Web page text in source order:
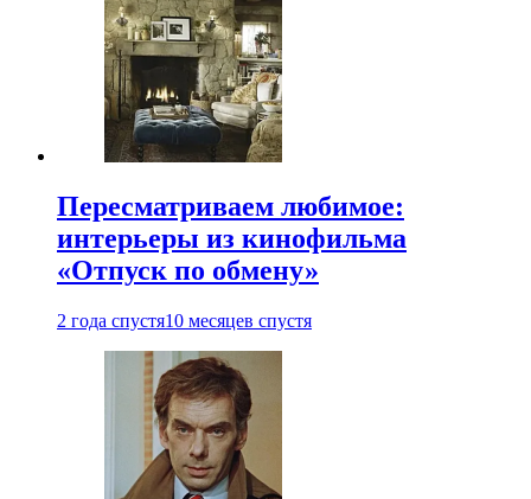
Пересматриваем любимое:
интерьеры из кинофильма
«Отпуск по обмену»
2 года спустя10 месяцев спустя